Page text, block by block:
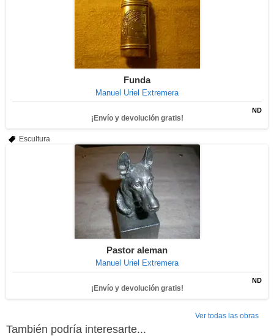
Funda
Manuel Uriel Extremera
ND
¡Envío y devolución gratis!
Escultura
Pastor aleman
Manuel Uriel Extremera
ND
¡Envío y devolución gratis!
Ver todas las obras
También podría interesarte...